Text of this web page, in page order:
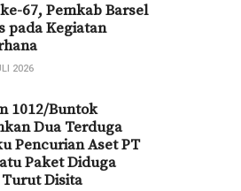
67, Pemkab Barsel
pada Kegiatan
2026
1012/Buntok
Dua Terduga
Pencurian Aset PT
Paket Diduga
Turut Disita